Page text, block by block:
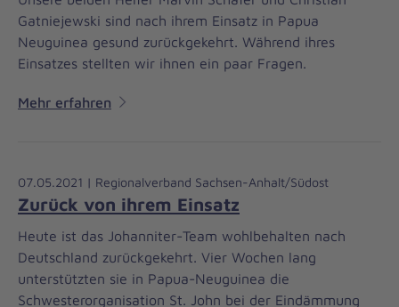
Gatniejewski sind nach ihrem Einsatz in Papua
Neuguinea gesund zurückgekehrt. Während ihres
Einsatzes stellten wir ihnen ein paar Fragen.
Mehr erfahren
07.05.2021 | Regionalverband Sachsen-Anhalt/Südost
Zurück von ihrem Einsatz
Heute ist das Johanniter-Team wohlbehalten nach
Deutschland zurückgekehrt. Vier Wochen lang
unterstützten sie in Papua-Neuguinea die
Schwesterorganisation St. John bei der Eindämmung